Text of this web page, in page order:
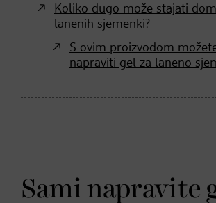
Koliko dugo može stajati
lanenih sjemenki?
S ovim proizvodom
napraviti gel za laneno
Sami napravite